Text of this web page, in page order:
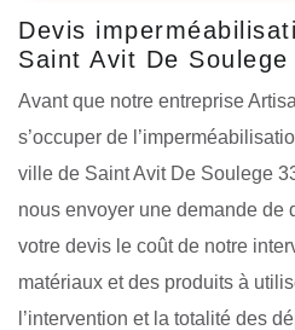
Devis
Saint Avit De
Avant que notre entreprise
s’occuper de
ville de Saint Avit De Soulege
nous envoyer une demande de
votre devis le coût de notre
matériaux et des produits à
l’intervention et la totalité des